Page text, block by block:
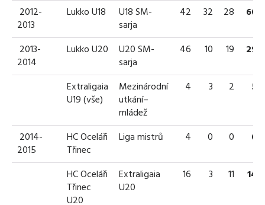
2012-
2013
Lukko U18
U18 SM-
sarja
42 32 28 60
2013-
2014
Lukko U20
U20 SM-
sarja
46 10 19 29
Extraligaia
U19 (vše)
Mezinárodní
utkání–
mládež
4 3 2 5
2014-
2015
HC Oceláři
Třinec
Liga mistrů 4 0 0 0
HC Oceláři
Třinec
U20
Extraligaia
U20
16 3 11 14